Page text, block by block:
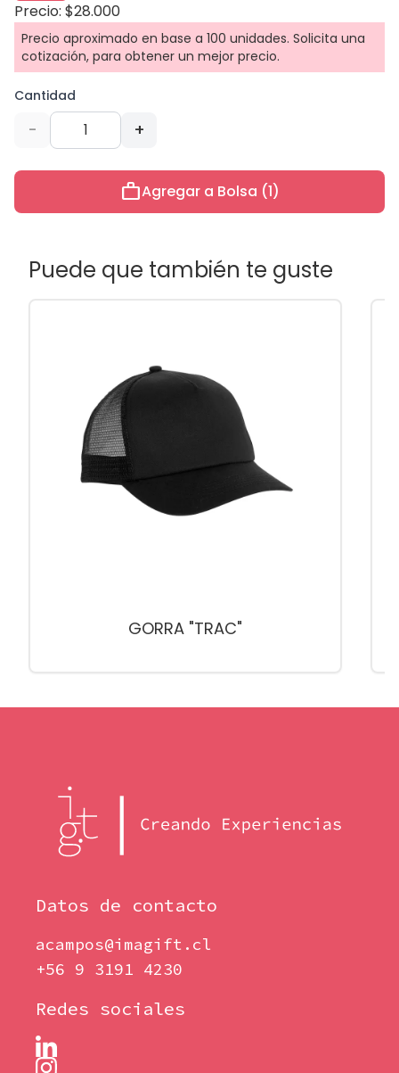
Precio: $28.000
Precio aproximado en base a 100 unidades. Solicita una
cotización, para obtener un mejor precio.
Cantidad
- +
workAgregar a Bolsa (1)
Puede que también te guste
GORRA "TRAC"
Datos de contacto
acampos@imagift.cl
+56 9 3191 4230
Redes sociales